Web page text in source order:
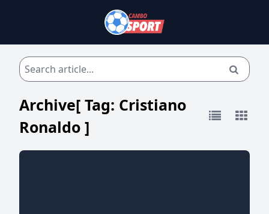
Archive[ Tag: Cristiano
Ronaldo ]